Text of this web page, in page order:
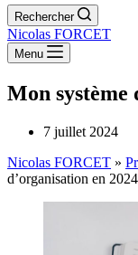
Rechercher
Nicolas FORCET
Menu
Mon système
7 juillet 2024
Nicolas FORCET »
d’organisation en 2024